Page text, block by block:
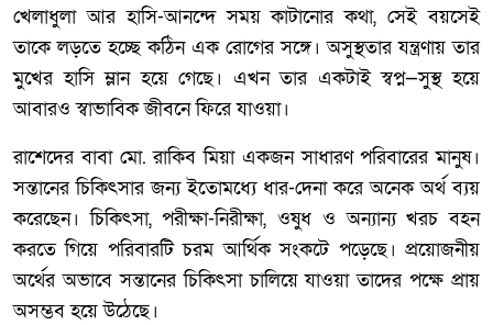
খেলাধুলা আর হাসি-আনন্দে সময় কাটানোর কথা, সেই বয়সেই
তাকে লড়তে হচ্ছে কঠিন এক রোগের সঙ্গে। অসুস্থতার যন্ত্রণায় তার
মুখের হাসি ম্লান হয়ে গেছে। এখন তার একটাই স্বপ্ন—সুস্থ হয়ে
আবারও স্বাভাবিক জীবনে ফিরে যাওয়া।
রাশেদের বাবা মো. রাকিব মিয়া একজন সাধারণ পরিবারের মানুষ।
সন্তানের চিকিৎসার জন্য ইতোমধ্যে ধার-দেনা করে অনেক অর্থ ব্যয়
করেছেন। চিকিৎসা, পরীক্ষা-নিরীক্ষা, ওষুধ ও অন্যান্য খরচ বহন
করতে গিয়ে পরিবারটি চরম আর্থিক সংকটে পড়েছে। প্রয়োজনীয়
অর্থের অভাবে সন্তানের চিকিৎসা চালিয়ে যাওয়া তাদের পক্ষে প্রায়
অসম্ভব হয়ে উঠেছে।